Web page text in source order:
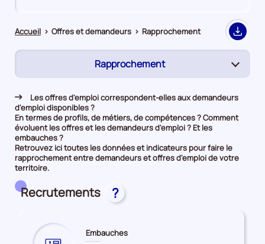
Accueil > Offres et demandeurs > Rapprochement Export
Rapprochement
(page
Demandeurs d'emploi
Offres d’emploi
Les offres d'emploi correspondent-elles aux demandeurs
d'emploi disponibles ?
En termes de profils, de métiers, de compétences ? Comment
évoluent les offres et les demandeurs d'emploi ? Et les
embauches ?
Retrouvez ici toutes les données et indicateurs pour faire le
rapprochement entre demandeurs et offres d'emploi de votre
territoire.
Recrutements ?
Embauches